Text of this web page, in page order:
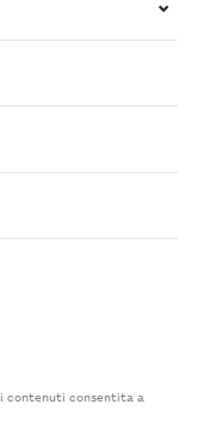
contenuti consentita a